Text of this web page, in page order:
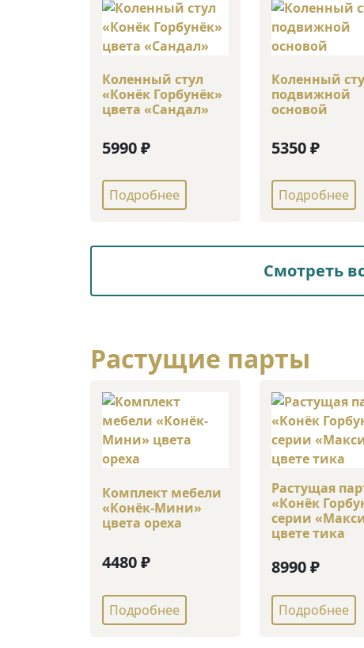
Коленный стул
«Конёк Горбунёк»
цвета «Сандал»
5990 ₽
Подробнее
Коленный
подвижной
основой
5350 ₽
Подробнее
Смотреть
Растущие парты
Комплект мебели
«Конёк-Мини»
цвета ореха
4480 ₽
Подробнее
Растущая
«Конёк
серии
цвете тика
8990 ₽
Подробнее